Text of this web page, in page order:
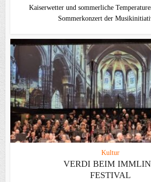
Kaiserwetter und sommerliche
Sommerkonzert der
Kultur
VERDI BEIM
FESTIVAL